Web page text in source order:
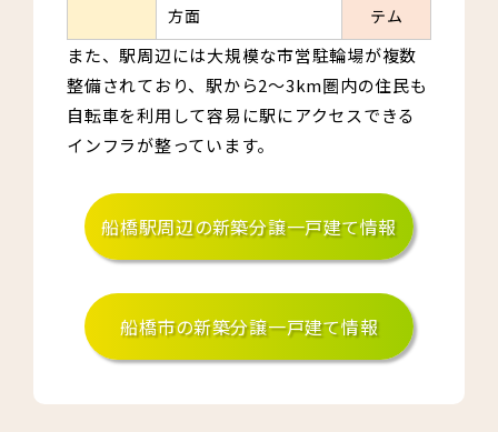
方面
テム
また、駅周辺には大規模な市営駐輪場が複数
整備されており、駅から2〜3km圏内の住民も
自転車を利用して容易に駅にアクセスできる
インフラが整っています。
船橋駅周辺の新築分譲一戸建て情報
船橋市の新築分譲一戸建て情報